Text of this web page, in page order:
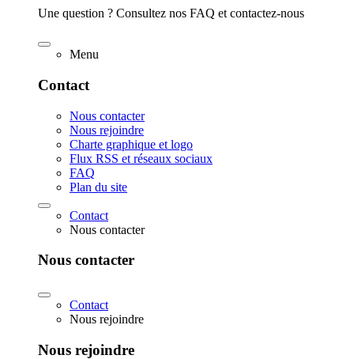
Une question ? Consultez nos FAQ et contactez-nous
Menu
Contact
Nous contacter
Nous rejoindre
Charte graphique et logo
Flux RSS et réseaux sociaux
FAQ
Plan du site
Contact
Nous contacter
Nous contacter
Contact
Nous rejoindre
Nous rejoindre